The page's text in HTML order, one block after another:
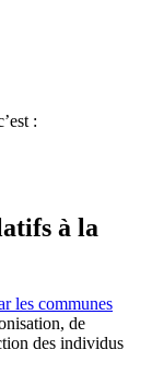
:
à la
les communes
de
des individus